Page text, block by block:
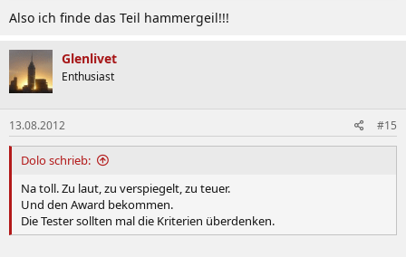
Also ich finde das Teil hammergeil!!!
Glenlivet
Enthusiast
13.08.2012 #15
Dolo schrieb:
Na toll. Zu laut, zu verspiegelt, zu teuer.
Und den Award bekommen.
Die Tester sollten mal die Kriterien überdenken.